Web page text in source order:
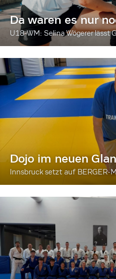
Da waren es nur
U18-WM: Selina Wögerer lässt
Dojo im neuen
Innsbruck setzt auf BERGER-